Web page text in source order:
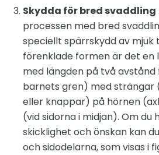
Skydda för bred svaddling
processen med bred
speciellt spärrskydd av mjuk
förenklade formen är det en
med längden på två avstånd
barnets gren) med strängar
eller knappar) på hörnen
(vid sidorna i midjan). Om du
skicklighet och önskan kan
och sidodelarna, som visas i